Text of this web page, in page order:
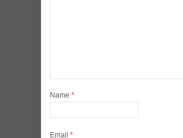
Name *
Email *